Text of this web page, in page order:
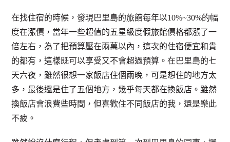
在找住宿的時候，發現巴里島的旅館每年以10%~30%的幅
度在漲價，當年一些超值的五星級度假旅館價格都漲了一
倍左右，為了把預算壓在兩萬以內，這次的住宿便宜和貴
的都有，這樣既可以享受又不會超過預算。在巴里島的七
天六夜，雖然很想一家飯店住個兩晚，可是想住的地方太
多，最後還是住了五個地方，幾乎每天都在換飯店。雖然
換飯店會浪費些時間，但喜歡住不同飯店的我，還是樂此
不疲 。